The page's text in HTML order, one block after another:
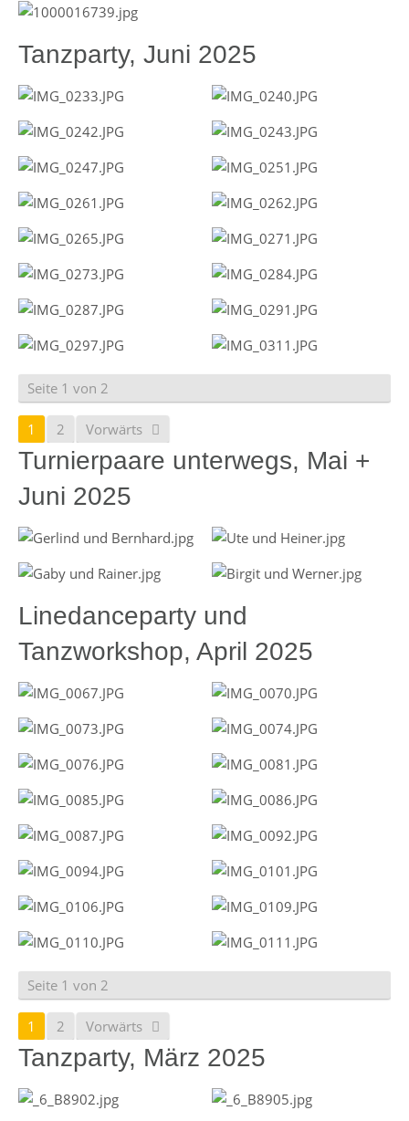
Tanzparty, Juni 2025
Seite 1 von 2
1 2 Vorwärts
Turnierpaare unterwegs, Mai +
Juni 2025
Linedanceparty und
Tanzworkshop, April 2025
Seite 1 von 2
1 2 Vorwärts
Tanzparty, März 2025